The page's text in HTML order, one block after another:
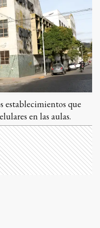
establecimientos que
en las aulas.